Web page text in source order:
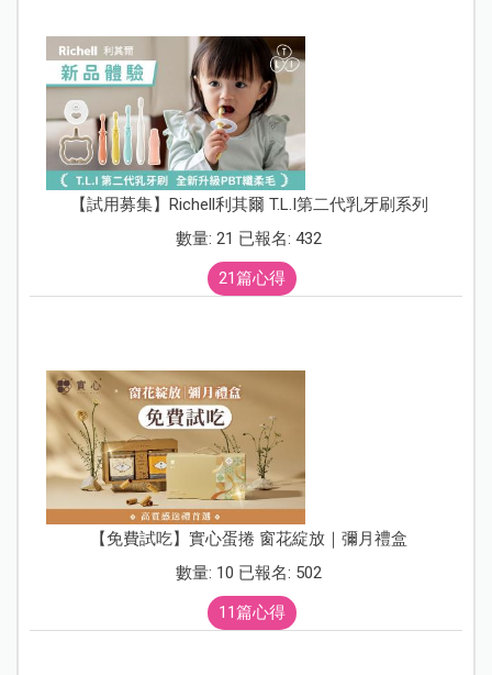
【試用募集】Richell利其爾 T.L.I第二代乳牙刷系列
數量: 21 已報名: 432
21篇心得
【免費試吃】實心蛋捲 窗花綻放｜彌月禮盒
數量: 10 已報名: 502
11篇心得